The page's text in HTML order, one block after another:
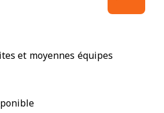
et moyennes équipes